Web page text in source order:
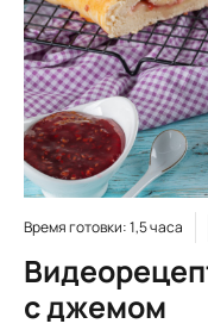
Время готовки: 1,5 часа
с джемом